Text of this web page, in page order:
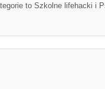
to Szkolne lifehacki i